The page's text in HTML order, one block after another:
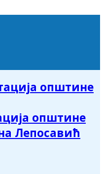
општине
Лепосавић